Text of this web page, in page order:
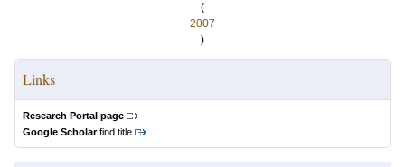
(
2007
)
Links
Research Portal page
Google Scholarfind title